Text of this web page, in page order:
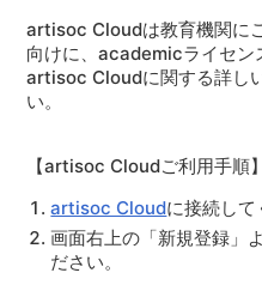
artisoc Cloudは教育機関に
向けに、academicライセン
artisoc Cloudに関する詳し
い。
【artisoc Cloudご利用手順】
artisoc Cloudに接続して
画面右上の「新規登録」
ださい。